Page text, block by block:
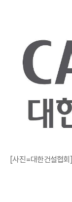
[사진=대한건설협회]